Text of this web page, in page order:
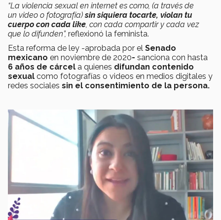
“La violencia sexual en internet es como, (a través de
un video o fotografía)sin siquiera tocarte, violan tu
cuerpo con cada like , con cada compartir y cada vez
que lo difunden”, reflexionó la feminista.
Esta reforma de ley -aprobada por el Senado
mexicano en noviembre de 2020- sanciona con hasta
6 años de cárcel a quienes difundan contenido
sexual como fotografías o videos en medios digitales y
redes sociales sin el consentimiento de la persona.